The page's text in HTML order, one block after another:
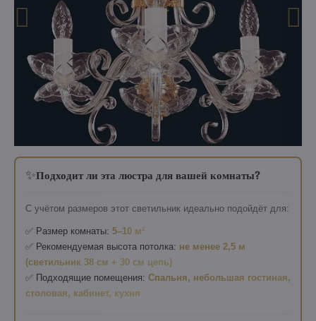
✨Подходит ли эта люстра для вашей комнаты?
С учётом размеров этот светильник идеально подойдёт для:
✅ Размер комнаты: 5–10 м²
✅ Рекомендуемая высота потолка: не менее 2,5 м
(светильник 38 см + 30 см цепь)
✅ Подходящие помещения: Спальня, небольшая гостиная,
столовая, кабинет, кухня